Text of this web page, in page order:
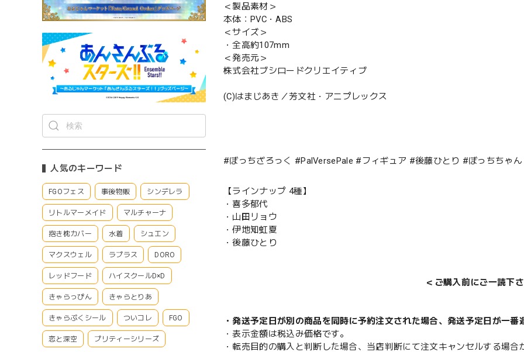
人気のキーワード
FGOフェス 事後物販 シンデレラ
リトルマーメイド マルチャーナ
抱き枕カバー 水着 シュエン
マクスウェル ラプラス DORO
レッドフード ハイスクールD×D
きゃらっぴん きゃらとりあ
きゃらぷくシール ついコレ FGO
恋と深空 プリティーシリーズ
＜製品素材＞
本体：PVC・ABS
＜サイズ＞
・全高約107mm
＜発売元＞
株式会社ブシロードクリエイティブ
(C)はまじあき／芳文社・アニプレックス
#ぼっちざろっく #PalVersePale #フィギュア #後藤ひとり #ぼっちちゃん
【ラインナップ 4種】
・喜多郁代
・山田リョウ
・伊地知虹夏
・後藤ひとり
＜ご購入前にご一読下
・発送予定日が別の商品を同時に予約注文された場合、発送予定日が一
・表示金額は税込み価格です。
・転売目的の購入と判断した場合、当店判断にて注文キャンセルする場合